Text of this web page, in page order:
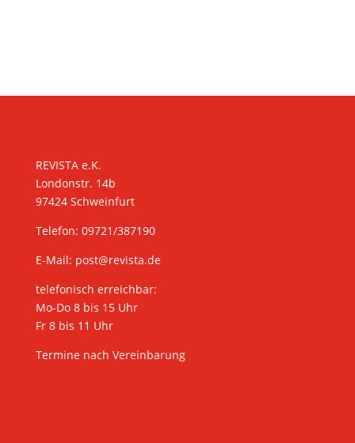
REVISTA e.K.
Londonstr. 14b
97424 Schweinfurt
Telefon: 09721/387190
E-Mail: post@revista.de
telefonisch erreichbar:
Mo-Do 8 bis 15 Uhr
Fr 8 bis 11 Uhr
Termine nach Vereinbarung